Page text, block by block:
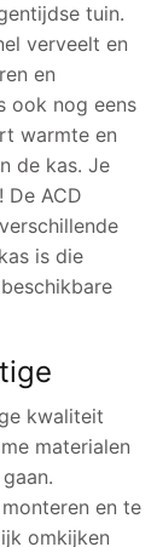
tuin.
verveelt en
en
ook nog eens
warmte en
de kas. Je
De ACD
is die
kwaliteit
materialen
en te
omkijken